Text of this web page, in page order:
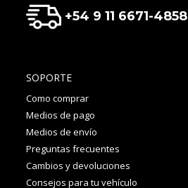
+54 9 11 6671-4858
SOPORTE
Como comprar
Medios de pago
Medios de envío
Preguntas frecuentes
Cambios y devoluciones
Consejos para tu vehículo